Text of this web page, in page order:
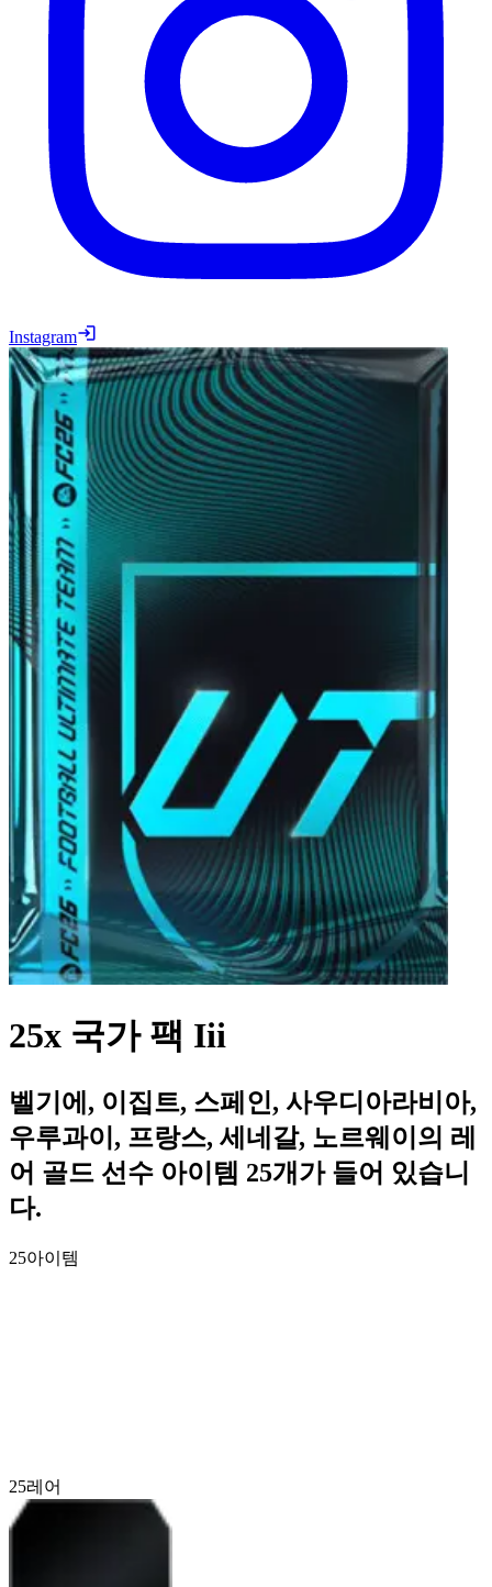
Instagram
25x 국가 팩 Iii
벨기에, 이집트, 스페인, 사우디아라비아,
우루과이, 프랑스, 세네갈, 노르웨이의 레
어 골드 선수 아이템 25개가 들어 있습니
다.
25아이템
25레어